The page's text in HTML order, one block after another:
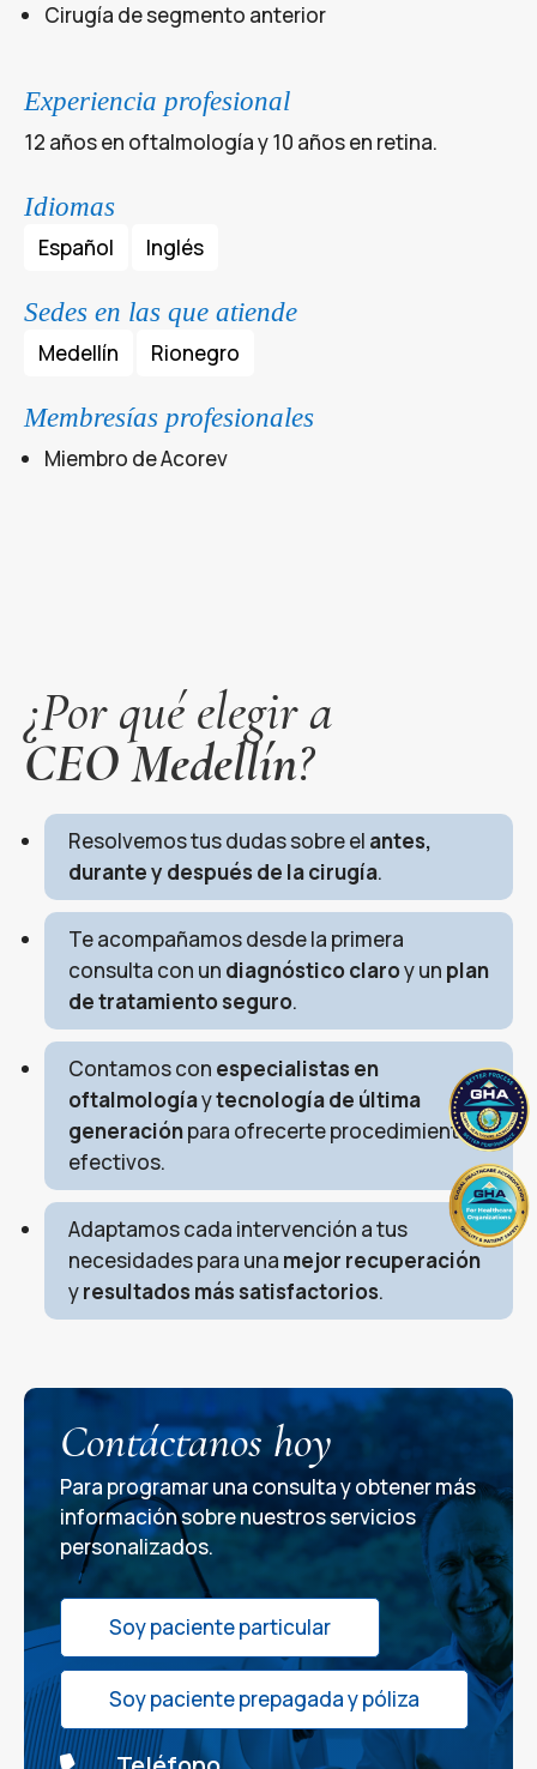
Cirugía de segmento anterior
Experiencia profesional
12 años en oftalmología y 10 años en retina.
Idiomas
Español Inglés
Sedes en las que atiende
Medellín Rionegro
Membresías profesionales
Miembro de Acorev
¿Por qué elegir a
CEO Medellín?
Resolvemos tus dudas sobre el antes,
durante y después de la cirugía.
Te acompañamos desde la primera
consulta con un diagnóstico claroy un plan
de tratamiento seguro.
Contamos con especialistas en
oftalmologíaytecnología de última
generaciónpara ofrecerte procedimientos
efectivos.
Adaptamos cada intervención a tus
necesidades para una mejor recuperación
yresultados más satisfactorios.
Contáctanos hoy
Para programar una consulta y obtener más
información sobre nuestros servicios
personalizados.
Soy paciente particular
Soy paciente prepagada y póliza